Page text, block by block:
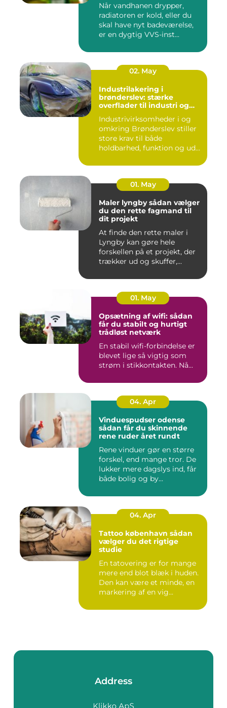
Når vandhanen drypper,
radiatoren er kold, eller du
skal have nyt badeværelse,
er en dygtig VVS-inst...
02. May
Industrilakering i
brønderslev: stærke
overflader til industri og
Industrivirksomheder i og
omkring Brønderslev stiller
store krav til både
holdbarhed, funktion og ud...
01. May
Maler lyngby sådan vælger
du den rette fagmand til
dit projekt
At finde den rette maler i
Lyngby kan gøre hele
forskellen på et projekt, der
trækker ud og skuffer,...
01. May
Opsætning af wifi: sådan
får du stabilt og hurtigt
trådløst netværk
En stabil wifi-forbindelse er
blevet lige så vigtig som
strøm i stikkontakten. Nå...
04. Apr
Vinduespudser odense
sådan får du skinnende
rene ruder året rundt
Rene vinduer gør en større
forskel, end mange tror. De
lukker mere dagslys ind, får
både bolig og by...
04. Apr
Tattoo københavn sådan
vælger du det rigtige
studie
En tatovering er for mange
mere end blot blæk i huden.
Den kan være et minde, en
markering af en vig...
Address